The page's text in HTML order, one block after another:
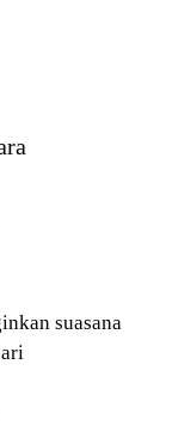
suasana